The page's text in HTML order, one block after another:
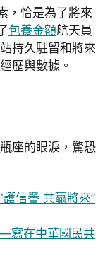
，恰是為了將來
包養金額航天員
持久駐留和將來
歷與數據。
座的眼淚，驚恐
信譽 共贏將來”
寫在中華國民共